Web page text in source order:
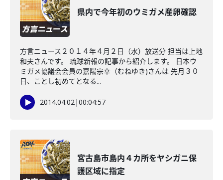
県内で今年初のウミガメ産卵確認
方言ニュース２０１４年４月２日（水）放送分 担当は上地
和夫さんです。 琉球新報の記事から紹介します。 日本ウ
ミガメ協議会会員の嘉陽宗幸（むねゆき)さんは 先月３０
日、ことし初めてとなる...
2014.04.02|00:04:57
宮古島市島内４カ所をヤシガニ保
護区域に指定